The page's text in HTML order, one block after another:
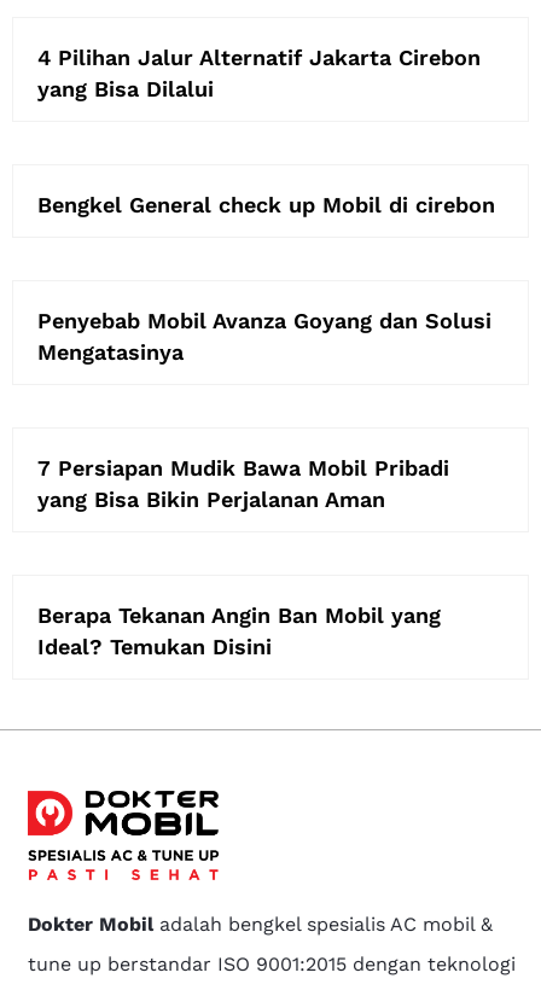
4 Pilihan Jalur Alternatif Jakarta Cirebon
yang Bisa Dilalui
Bengkel General check up Mobil di cirebon
Penyebab Mobil Avanza Goyang dan Solusi
Mengatasinya
7 Persiapan Mudik Bawa Mobil Pribadi
yang Bisa Bikin Perjalanan Aman
Berapa Tekanan Angin Ban Mobil yang
Ideal? Temukan Disini
Dokter Mobiladalah bengkel spesialis AC mobil &
tune up berstandar ISO 9001:2015 dengan teknologi